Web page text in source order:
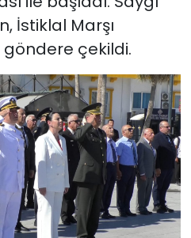
İstiklal Marşı
çekildi.